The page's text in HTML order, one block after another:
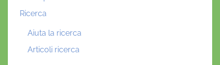
Ricerca
Aiuta la ricerca
Articoli ricerca